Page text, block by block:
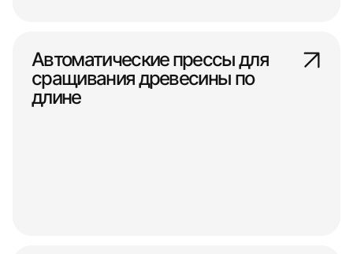
Автоматические прессы для
сращивания древесины по
длине